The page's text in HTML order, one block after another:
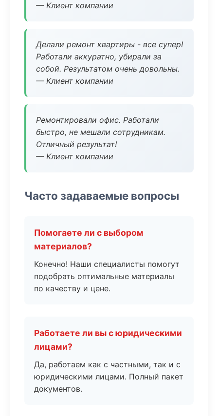
— Клиент компании
Делали ремонт квартиры - все супер!
Работали аккуратно, убирали за
собой. Результатом очень довольны.
— Клиент компании
Ремонтировали офис. Работали
быстро, не мешали сотрудникам.
Отличный результат!
— Клиент компании
Часто задаваемые вопросы
Помогаете ли с выбором
материалов?
Конечно! Наши специалисты помогут
подобрать оптимальные материалы
по качеству и цене.
Работаете ли вы с юридическими
лицами?
Да, работаем как с частными, так и с
юридическими лицами. Полный пакет
документов.